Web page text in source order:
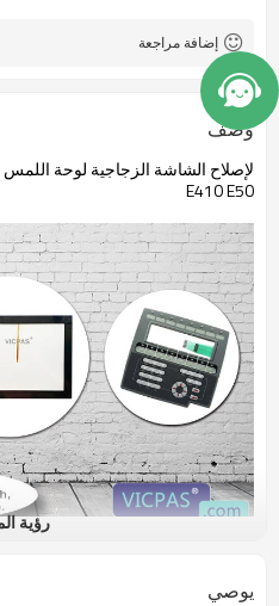
إضافة مراجعة
وصف
E410 E50
رؤية
يوصي